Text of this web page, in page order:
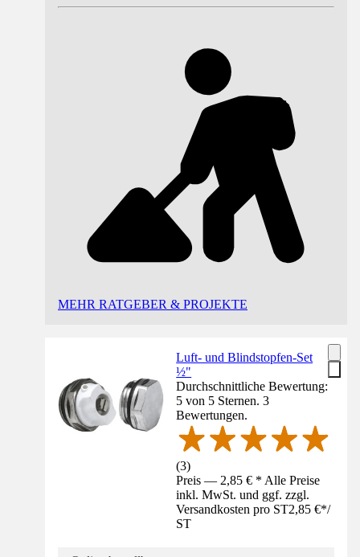
MEHR RATGEBER & PROJEKTE
Luft- und Blindstopfen-Set
½"
Durchschnittliche Bewertung:
5 von 5 Sternen. 3
Bewertungen.
(3)
Preis — 2,85 € * Alle Preise
inkl. MwSt. und ggf. zzgl.
Versandkosten pro ST2,85 €*/
ST